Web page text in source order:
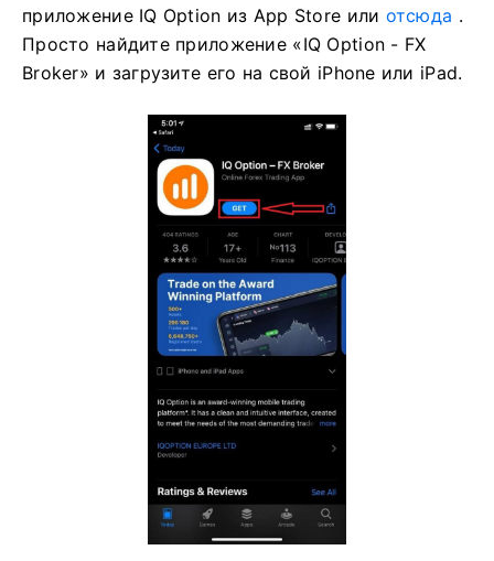
приложение IQ Option из App Store или отсюда .
Просто найдите приложение «IQ Option - FX
Broker» и загрузите его на свой iPhone или iPad.